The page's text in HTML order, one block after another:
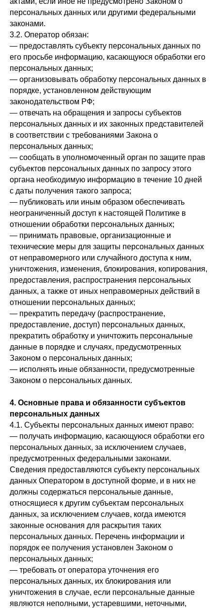
персональных данных или другими федеральными
законами.
3.2. Оператор обязан:
— предоставлять субъекту персональных данных по
его просьбе информацию, касающуюся обработки его
персональных данных;
— организовывать обработку персональных данных в
порядке, установленном действующим
законодательством РФ;
— отвечать на обращения и запросы субъектов
персональных данных и их законных представителей
в соответствии с требованиями Закона о
персональных данных;
— сообщать в уполномоченный орган по защите прав
субъектов персональных данных по запросу этого
органа необходимую информацию в течение 10 дней
с даты получения такого запроса;
— публиковать или иным образом обеспечивать
неограниченный доступ к настоящей Политике в
отношении обработки персональных данных;
— принимать правовые, организационные и
технические меры для защиты персональных данных
от неправомерного или случайного доступа к ним,
уничтожения, изменения, блокирования, копирования,
предоставления, распространения персональных
данных, а также от иных неправомерных действий в
отношении персональных данных;
— прекратить передачу (распространение,
предоставление, доступ) персональных данных,
прекратить обработку и уничтожить персональные
данные в порядке и случаях, предусмотренных
Законом о персональных данных;
— исполнять иные обязанности, предусмотренные
Законом о персональных данных.
4. Основные права и обязанности субъектов
персональных данных
4.1. Субъекты персональных данных имеют право:
— получать информацию, касающуюся обработки его
персональных данных, за исключением случаев,
предусмотренных федеральными законами.
Сведения предоставляются субъекту персональных
данных Оператором в доступной форме, и в них не
должны содержаться персональные данные,
относящиеся к другим субъектам персональных
данных, за исключением случаев, когда имеются
законные основания для раскрытия таких
персональных данных. Перечень информации и
порядок ее получения установлен Законом о
персональных данных;
— требовать от оператора уточнения его
персональных данных, их блокирования или
уничтожения в случае, если персональные данные
являются неполными, устаревшими, неточными,